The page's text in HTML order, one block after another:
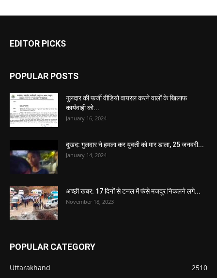
EDITOR PICKS
POPULAR POSTS
गुलदार की फर्जी वीडियो वायरल करने वालों के खिलाफ
कार्यवाही को...
January 16, 2024
दुखद: गुलदार ने हमला कर युवती को मार डाला, 25 जनवरी...
January 14, 2024
अच्छी खबर: 17 दिनों से टनल में फंसे मजदूर निकलने लगे...
November 18, 2023
POPULAR CATEGORY
Uttarakhand
2510